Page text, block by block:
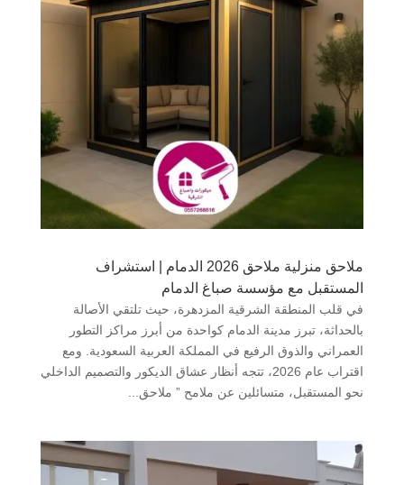
ملاحق منزلية ملاحق 2026 الدمام | استشراف
المستقبل مع مؤسسة صباغ الدمام
في قلب المنطقة الشرقية المزدهرة، حيث تلتقي الأصالة
بالحداثة، تبرز مدينة الدمام كواحدة من أبرز مراكز التطور
العمراني والذوق الرفيع في المملكة العربية السعودية. ومع
اقتراب عام 2026، تتجه أنظار عشاق الديكور والتصميم الداخلي
نحو المستقبل، متسائلين عن ملامح ” ملاحق...